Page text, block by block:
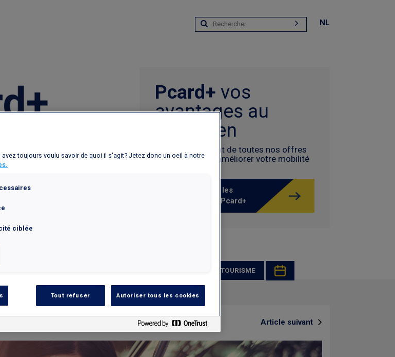
NL
Pcard+ vos
avantages au
quotidien
Restez au courant de toutes nos offres
exclusives pour améliorer votre mobilité
Découvrez tous les
avantages de la Pcard+
TOURISME
Article suivant
avez toujours voulu savoir de quoi il s'agit? Jetez donc un oeil à notre
ciblée
Tout refuser Autoriser tous les cookies